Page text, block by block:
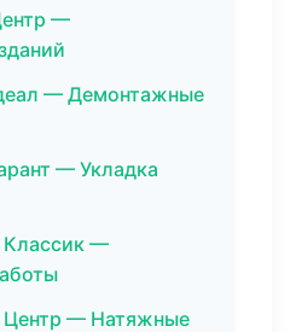
—
— Демонтажные
— Укладка
—
— Натяжные